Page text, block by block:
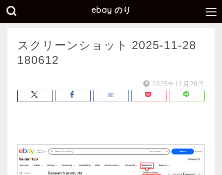
ebay のり
スクリーンショット 2025-11-28
180612
2025年11月28日